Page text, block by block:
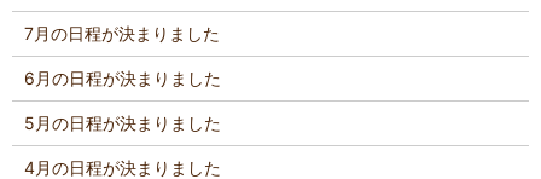
7月の日程が決まりました
6月の日程が決まりました
5月の日程が決まりました
4月の日程が決まりました